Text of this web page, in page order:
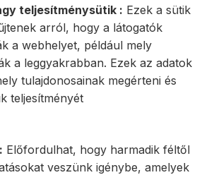
teljesítménysütik : Ezek a sütik
arról, hogy a látogatók
a webhelyet, például mely
a leggyakrabban. Ezek az adatok
tulajdonosainak megérteni és
teljesítményét
Előfordulhat, hogy harmadik féltől
veszünk igénybe, amelyek